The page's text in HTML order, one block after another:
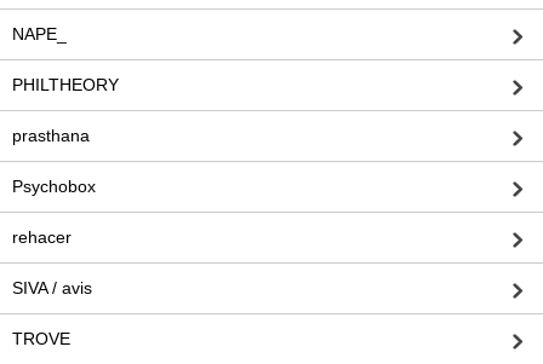
NAPE_
PHILTHEORY
prasthana
Psychobox
rehacer
SIVA / avis
TROVE